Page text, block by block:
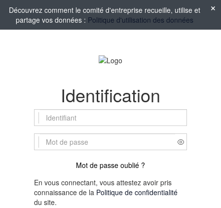
Découvrez comment le comité d'entreprise recueille, utilise et
partage vos données : Politique d'utilisation des données
Identification
Mot de passe oublié ?
En vous connectant, vous attestez avoir pris
connaissance de la Politique de confidentialité
du site.